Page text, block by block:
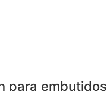
para embutidos